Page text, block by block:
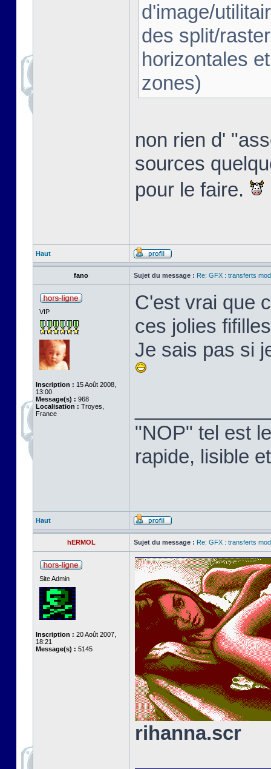
d'image/
des split/
horizontales
zones)
non rien d'
sources
pour le faire.
Haut
fano Sujet du message : Re: GFX : transferts
VIP
Inscription : 15 Août 2008,
13:00
Message(s) : 968
Localisation : Troyes,
France
C'est vrai que
ces jolies
Je sais pas si
"NOP" tel est
rapide, lisible
Haut
hERMOL Sujet du message : Re: GFX : transferts
Site Admin
Inscription : 20 Août 2007,
18:21
Message(s) : 5145
rihanna.scr